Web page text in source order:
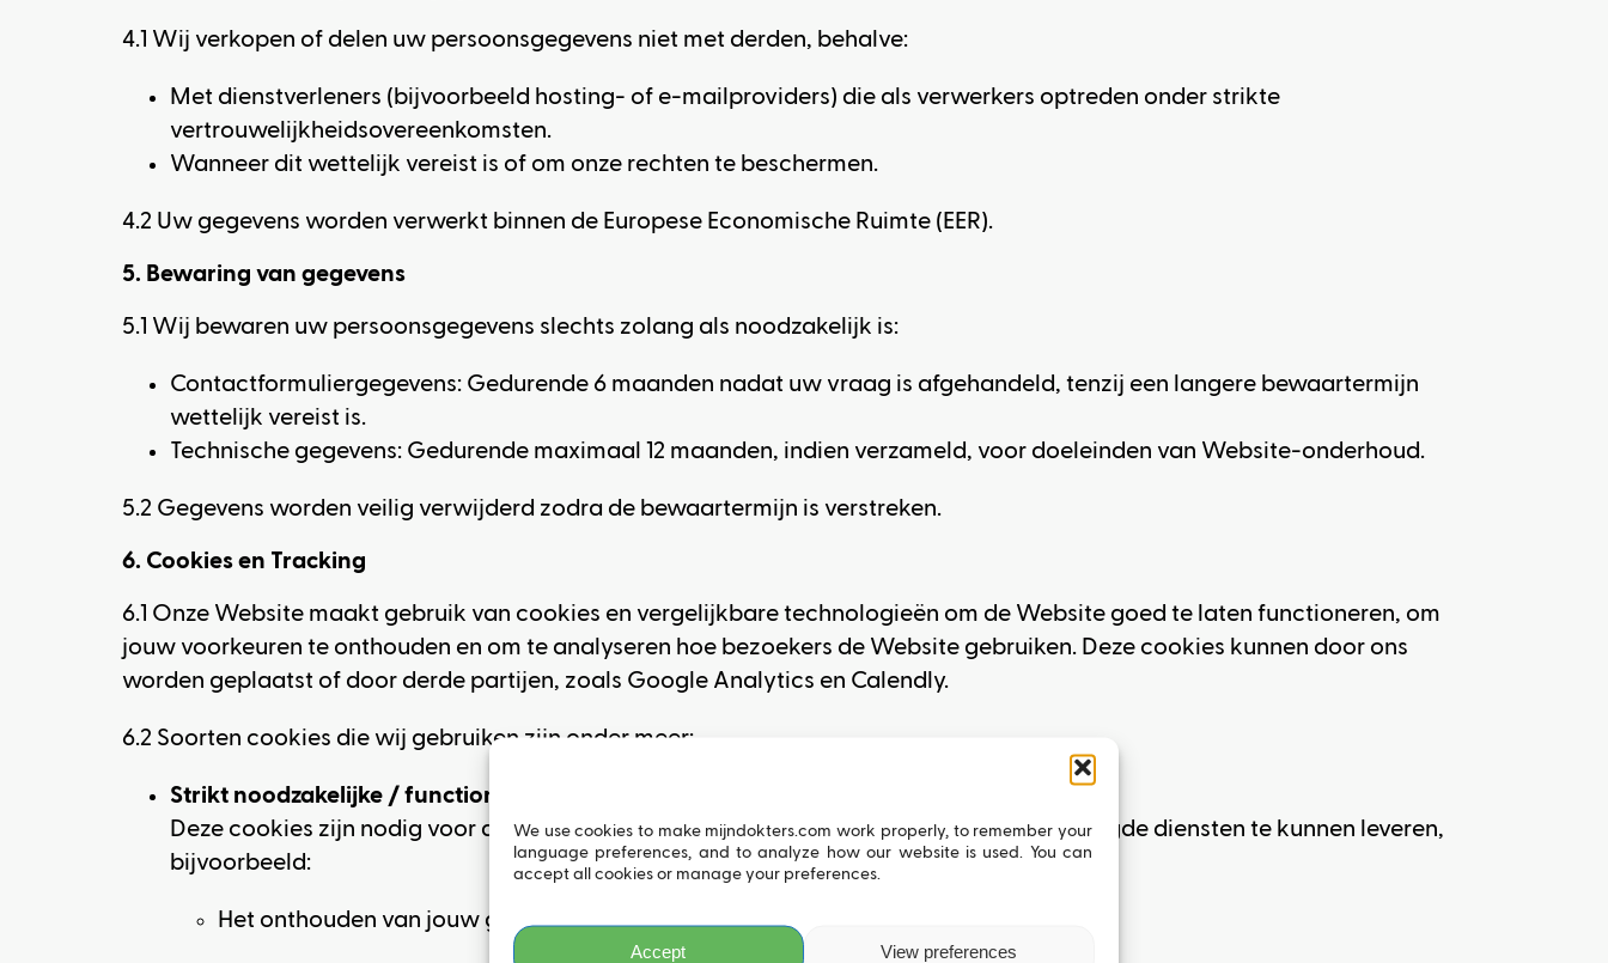
We use cookies to make mijndokters.com work properly, to remember your
language preferences, and to analyze how our website is used. You can
accept all cookies or manage your preferences.
Accept View preferences
4.1 Wij verkopen of delen uw persoonsgegevens niet met derden, behalve:
Met dienstverleners (bijvoorbeeld hosting- of e-mailproviders) die als verwerkers optreden onder strikte
vertrouwelijkheidsovereenkomsten.
Wanneer dit wettelijk vereist is of om onze rechten te beschermen.
4.2 Uw gegevens worden verwerkt binnen de Europese Economische Ruimte (EER).
5. Bewaring van gegevens
5.1 Wij bewaren uw persoonsgegevens slechts zolang als noodzakelijk is:
Contactformuliergegevens: Gedurende 6 maanden nadat uw vraag is afgehandeld, tenzij een langere bewaartermijn
wettelijk vereist is.
Technische gegevens: Gedurende maximaal 12 maanden, indien verzameld, voor doeleinden van Website-onderhoud.
5.2 Gegevens worden veilig verwijderd zodra de bewaartermijn is verstreken.
6. Cookies en Tracking
6.1 Onze Website maakt gebruik van cookies en vergelijkbare technologieën om de Website goed te laten functioneren, om
jouw voorkeuren te onthouden en om te analyseren hoe bezoekers de Website gebruiken. Deze cookies kunnen door ons
worden geplaatst of door derde partijen, zoals Google Analytics en Calendly.
6.2 Soorten cookies die wij gebruiken zijn onder meer:
Strikt noodzakelijke / functionele cookies
Deze cookies zijn nodig voor de basiswerking van de Website en om de door jou gevraagde diensten te kunnen leveren,
bijvoorbeeld:
Het onthouden van jouw gekozen taal en basisvoorkeuren voor de Website.